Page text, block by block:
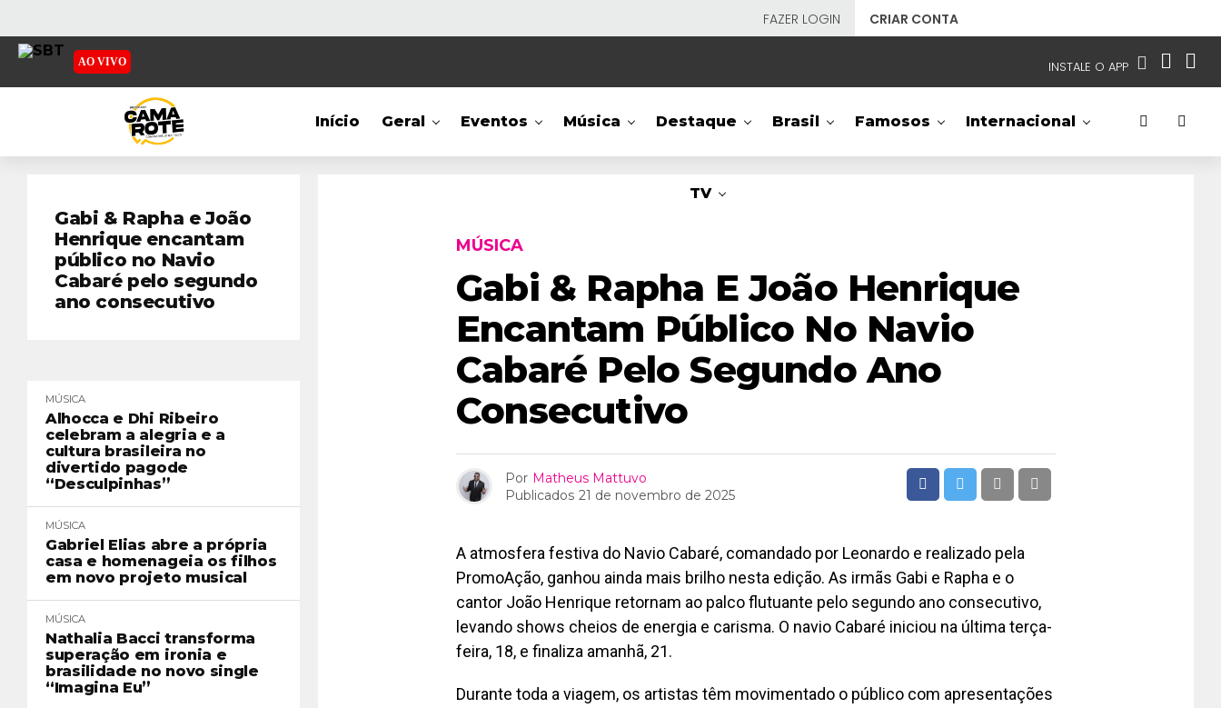
FAZER LOGIN CRIAR CONTA
AO VIVO INSTALE O APP
NOSSAS REDES APP TV SBT
Início Geral Eventos Música Destaque Brasil Famosos Internacional
TV
Gabi & Rapha e João
Henrique encantam
público no Navio
Cabaré pelo segundo
ano consecutivo
MÚSICA
Alhocca e Dhi Ribeiro
celebram a alegria e a
cultura brasileira no
divertido pagode
“Desculpinhas”
MÚSICA
Gabriel Elias abre a própria
casa e homenageia os filhos
em novo projeto musical
MÚSICA
Nathalia Bacci transforma
superação em ironia e
brasilidade no novo single
“Imagina Eu”
MÚSICA
Gabi & Rapha E João Henrique
Encantam Público No Navio
Cabaré Pelo Segundo Ano
Consecutivo
Por Matheus Mattuvo
Publicados 21 de novembro de 2025
A atmosfera festiva do Navio Cabaré, comandado por Leonardo e realizado pela
PromoAção, ganhou ainda mais brilho nesta edição. As irmãs Gabi e Rapha e o
cantor João Henrique retornam ao palco flutuante pelo segundo ano consecutivo,
levando shows cheios de energia e carisma. O navio Cabaré iniciou na última terça-
feira, 18, e finaliza amanhã, 21.
Durante toda a viagem, os artistas têm movimentado o público com apresentações